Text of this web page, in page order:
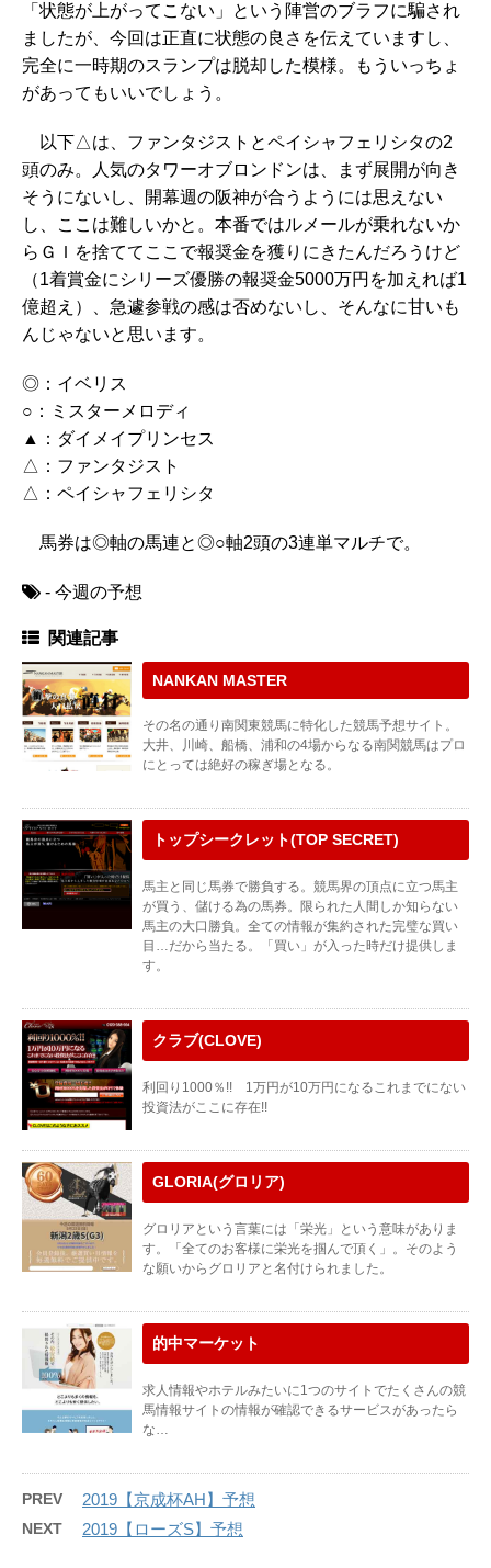
「状態が上がってこない」という陣営のブラフに騙され
ましたが、今回は正直に状態の良さを伝えていますし、
完全に一時期のスランプは脱却した模様。もういっちょ
があってもいいでしょう。
以下△は、ファンタジストとペイシャフェリシタの2
頭のみ。人気のタワーオブロンドンは、まず展開が向き
そうにないし、開幕週の阪神が合うようには思えない
し、ここは難しいかと。本番ではルメールが乗れないか
らＧＩを捨ててここで報奨金を獲りにきたんだろうけど
（1着賞金にシリーズ優勝の報奨金5000万円を加えれば1
億超え）、急遽参戦の感は否めないし、そんなに甘いも
んじゃないと思います。
◎：イベリス
○：ミスターメロディ
▲：ダイメイプリンセス
△：ファンタジスト
△：ペイシャフェリシタ
馬券は◎軸の馬連と◎○軸2頭の3連単マルチで。
- 今週の予想
関連記事
NANKAN MASTER
その名の通り南関東競馬に特化した競馬予想サイト。
大井、川崎、船橋、浦和の4場からなる南関競馬はプロ
にとっては絶好の稼ぎ場となる。
トップシークレット(TOP SECRET)
馬主と同じ馬券で勝負する。競馬界の頂点に立つ馬主
が買う、儲ける為の馬券。限られた人間しか知らない
馬主の大口勝負。全ての情報が集約された完璧な買い
目…だから当たる。「買い」が入った時だけ提供しま
す。
クラブ(CLOVE)
利回り1000％!! 1万円が10万円になるこれまでにない
投資法がここに存在!!
GLORIA(グロリア)
グロリアという言葉には「栄光」という意味がありま
す。「全てのお客様に栄光を掴んで頂く」。そのよう
な願いからグロリアと名付けられました。
的中マーケット
求人情報やホテルみたいに1つのサイトでたくさんの競
馬情報サイトの情報が確認できるサービスがあったら
な…
PREV 2019【京成杯AH】予想
NEXT 2019【ローズS】予想